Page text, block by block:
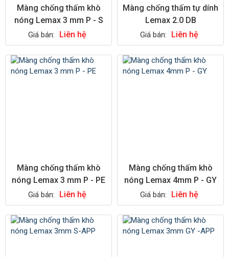
Màng chống thấm khò
nóng Lemax 3 mm P - S
Giá bán: Liên hệ
Màng chống thấm tự dính
Lemax 2.0 DB
Giá bán: Liên hệ
Màng chống thấm khò
nóng Lemax 3 mm P - PE
Giá bán: Liên hệ
Màng chống thấm khò
nóng Lemax 4mm P - GY
Giá bán: Liên hệ